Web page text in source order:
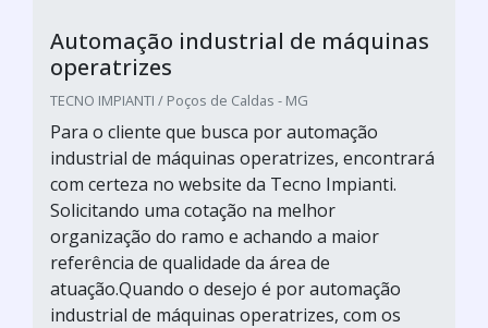
Automação industrial de máquinas
operatrizes
TECNO IMPIANTI / Poços de Caldas - MG
Para o cliente que busca por automação
industrial de máquinas operatrizes, encontrará
com certeza no website da Tecno Impianti.
Solicitando uma cotação na melhor
organização do ramo e achando a maior
referência de qualidade da área de
atuação.Quando o desejo é por automação
industrial de máquinas operatrizes, com os